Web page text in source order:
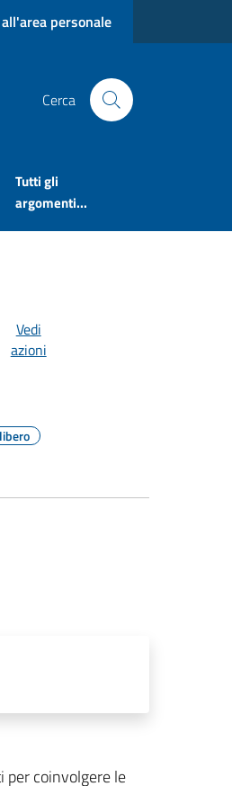
personale
Cerca
Tutti gli
argomenti...
Vedi
azioni
per coinvolgere le